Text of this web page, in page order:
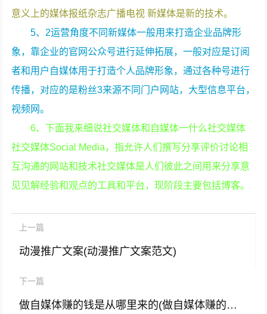
意义上的媒体报纸杂志广播电视 新媒体是新的技术。
5、2运营角度不同新媒体一般用来打造企业品牌形
象，靠企业的官网公众号进行延伸拓展，一般对应是订阅
者和用户自媒体用于打造个人品牌形象，通过各种号进行
传播，对应的是粉丝3来源不同门户网站，大型信息平台，
视频网。
6、下面我来细说社交媒体和自媒体一什么社交媒体
社交媒体Social Media，指允许人们撰写分享评价讨论相
互沟通的网站和技术社交媒体是人们彼此之间用来分享意
见见解经验和观点的工具和平台，现阶段主要包括博客。
上一篇
动漫推广文案(动漫推广文案范文)
下一篇
做自媒体赚的钱是从哪里来的(做自媒体赚的钱是从哪里来的钱)